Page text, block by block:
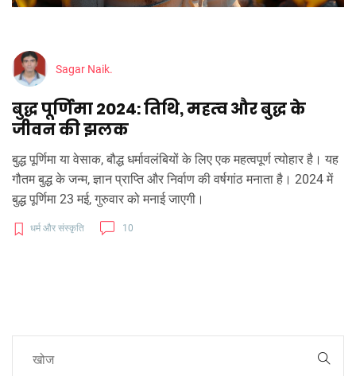
Sagar Naik.
बुद्ध पूर्णिमा 2024: तिथि, महत्व और बुद्ध के
जीवन की झलक
बुद्ध पूर्णिमा या वेसाक, बौद्ध धर्मावलंबियों के लिए एक महत्वपूर्ण त्योहार है। यह
गौतम बुद्ध के जन्म, ज्ञान प्राप्ति और निर्वाण की वर्षगांठ मनाता है। 2024 में
बुद्ध पूर्णिमा 23 मई, गुरुवार को मनाई जाएगी।
धर्म और संस्कृति 10